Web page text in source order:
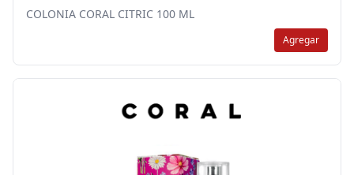
COLONIA CORAL CITRIC 100 ML
Agregar